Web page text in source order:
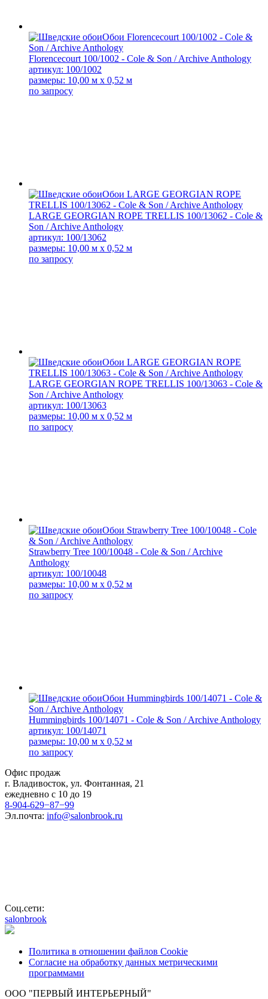
Florencecourt 100/1002 - Cole & Son / Archive Anthology
артикул: 100/1002
размеры: 10,00 м x 0,52 м
по запросу
LARGE GEORGIAN ROPE TRELLIS 100/13062 - Cole &
Son / Archive Anthology
артикул: 100/13062
размеры: 10,00 м x 0,52 м
по запросу
LARGE GEORGIAN ROPE TRELLIS 100/13063 - Cole &
Son / Archive Anthology
артикул: 100/13063
размеры: 10,00 м x 0,52 м
по запросу
Strawberry Tree 100/10048 - Cole & Son / Archive
Anthology
артикул: 100/10048
размеры: 10,00 м x 0,52 м
по запросу
Hummingbirds 100/14071 - Cole & Son / Archive Anthology
артикул: 100/14071
размеры: 10,00 м x 0,52 м
по запросу
Офис продаж
г. Владивосток, ул. Фонтанная, 21
ежедневно с 10 до 19
8-904-629−87−99
Эл.почта: info@salonbrook.ru
Соц.сети:
salonbrook
Политика в отношении файлов Cookie
Согласие на обработку данных метрическими
программами
ООО "ПЕРВЫЙ ИНТЕРЬЕРНЫЙ"